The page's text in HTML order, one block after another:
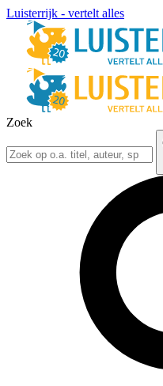
Luisterrijk - vertelt alles
Zoek